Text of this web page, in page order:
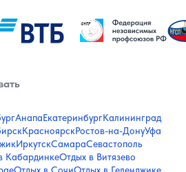
АнапаЕкатеринбургКалининград
КрасноярскРостов-на-ДонуУфа
ИркутскСамараСевастополь
КабардинкеОтдых в Витязево